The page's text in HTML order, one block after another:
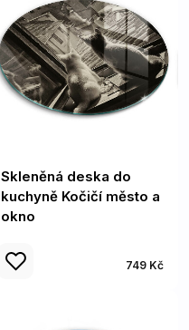
Skleněná deska do
kuchyně Kočičí město a
okno
749 Kč